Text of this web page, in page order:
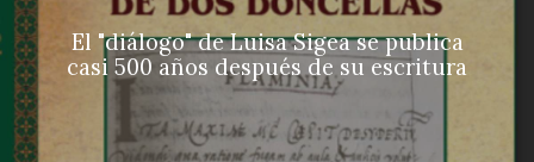
El "diálogo" de Luisa Sigea se publica
casi 500 años después de su escritura